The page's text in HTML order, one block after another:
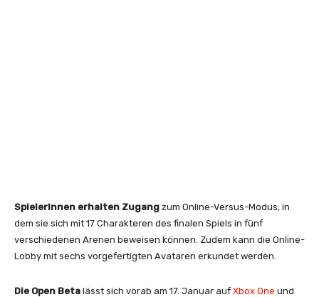
SpielerInnen erhalten Zugang zum Online-Versus-Modus, in
dem sie sich mit 17 Charakteren des finalen Spiels in fünf
verschiedenen Arenen beweisen können. Zudem kann die Online-
Lobby mit sechs vorgefertigten Avataren erkundet werden.
Die Open Beta lässt sich vorab am 17. Januar auf Xbox One und